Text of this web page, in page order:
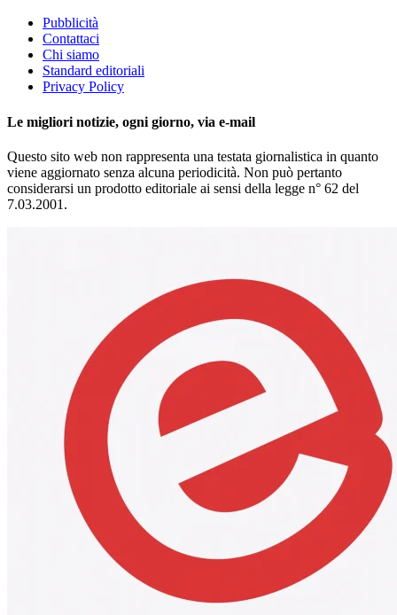
Pubblicità
Contattaci
Chi siamo
Standard editoriali
Privacy Policy
Le migliori notizie, ogni giorno, via e-mail
Questo sito web non rappresenta una testata giornalistica in quanto
viene aggiornato senza alcuna periodicità. Non può pertanto
considerarsi un prodotto editoriale ai sensi della legge n° 62 del
7.03.2001.